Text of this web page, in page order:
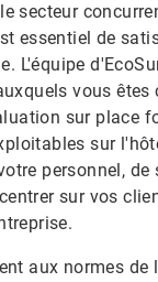
secteur
essentiel de
L'équipe
vous êtes
sur place
sur
personnel, de
sur vos
aux normes de